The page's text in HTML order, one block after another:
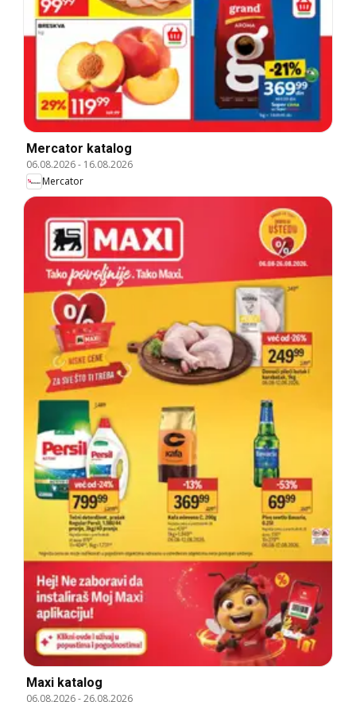
Mercator katalog
06.08.2026- 16.08.2026
Mercator
Maxi katalog
06.08.2026-26.08.2026